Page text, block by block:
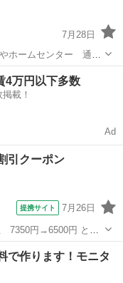
7月28日
ないケースがある様で
4万円以下多数
載！
Ad
引クーポン
提携サイト 7月26日
円→6500円 と大
にご提示のうえご利用
、人目を気にせず自分
で作ります！モニタ